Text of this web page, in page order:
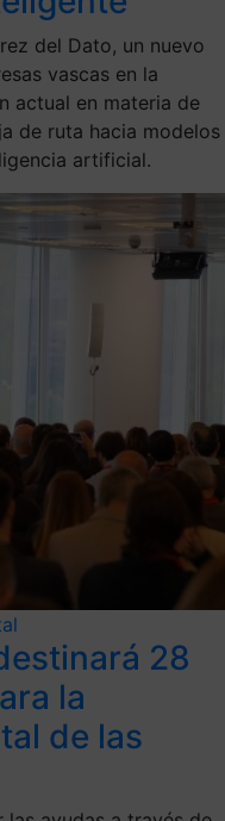
del Dato, un nuevo
vascas en la
actual en materia de
de ruta hacia modelos
artificial.
28
la
de las